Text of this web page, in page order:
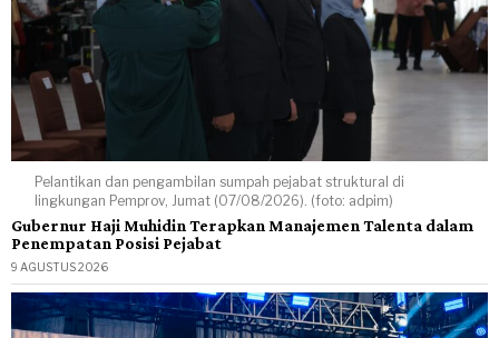
Pelantikan dan pengambilan sumpah pejabat struktural di
lingkungan Pemprov, Jumat (07/08/2026). (foto: adpim)
Gubernur Haji Muhidin Terapkan Manajemen Talenta dalam
Penempatan Posisi Pejabat
9 AGUSTUS 2026